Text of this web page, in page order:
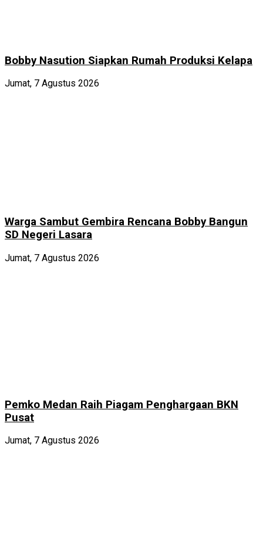
Bobby Nasution Siapkan Rumah Produksi Kelapa
Jumat, 7 Agustus 2026
Warga Sambut Gembira Rencana Bobby Bangun
SD Negeri Lasara
Jumat, 7 Agustus 2026
Pemko Medan Raih Piagam Penghargaan BKN
Pusat
Jumat, 7 Agustus 2026